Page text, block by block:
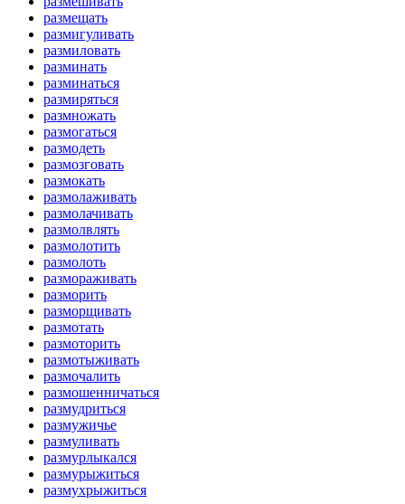
размещать
размигуливать
размиловать
разминать
разминаться
размиряться
размножать
размогаться
размодеть
размозговать
размокать
размолаживать
размолачивать
размолвлять
размолотить
размолоть
размораживать
разморить
разморщивать
размотать
размоторить
размотыживать
размочалить
размошенничаться
размудриться
размужичье
размуливать
размурлыкался
размурыжиться
размухрыжиться